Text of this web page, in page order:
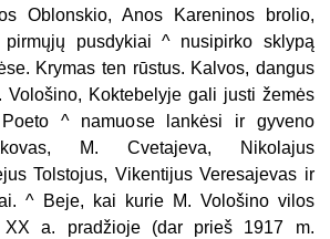
Oblonskio, Anos Kareninos brolio,
pusdykiai ^ nusipirko sklypą
Krymas ten rūstus. Kalvos, dangus
Vološino, Koktebelyje gali justi žemės
Poeto ^ namuose lankėsi ir gyveno
M. Cvetajeva, Nikolajus
Tolstojus, Vikentijus Veresajevas ir
^ Beje, kai kurie M. Vološino vilos
XX a. pradžioje (dar prieš 1917 m.